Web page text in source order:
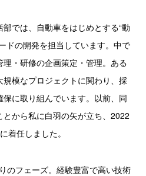
では、自動車をはじめとする“動
ドの開発を担当しています。中で
・研修の企画策定・管理。ある
模なプロジェクトに関わり、採
に取り組んでいます。以前、同
から私に白羽の矢が立ち、2022
着任しました。
のフェーズ。経験豊富で高い技術